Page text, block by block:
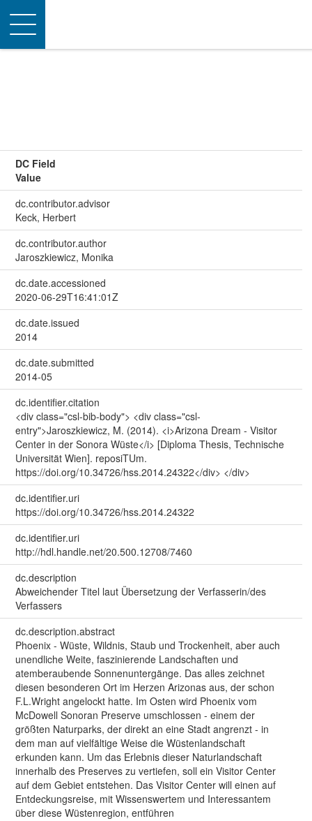
Toggle
navigation
DC Field
Value
dc.contributor.advisor
Keck, Herbert
dc.contributor.author
Jaroszkiewicz, Monika
dc.date.accessioned
2020-06-29T16:41:01Z
dc.date.issued
2014
dc.date.submitted
2014-05
dc.identifier.citation
<div class="csl-bib-body"> <div class="csl-
entry">Jaroszkiewicz, M. (2014). <i>Arizona Dream - Visitor
Center in der Sonora Wüste</i> [Diploma Thesis, Technische
Universität Wien]. reposiTUm.
https://doi.org/10.34726/hss.2014.24322</div> </div>
dc.identifier.uri
https://doi.org/10.34726/hss.2014.24322
dc.identifier.uri
http://hdl.handle.net/20.500.12708/7460
dc.description
Abweichender Titel laut Übersetzung der Verfasserin/des
Verfassers
dc.description.abstract
Phoenix - Wüste, Wildnis, Staub und Trockenheit, aber auch
unendliche Weite, faszinierende Landschaften und
atemberaubende Sonnenuntergänge. Das alles zeichnet
diesen besonderen Ort im Herzen Arizonas aus, der schon
F.L.Wright angelockt hatte. Im Osten wird Phoenix vom
McDowell Sonoran Preserve umschlossen - einem der
größten Naturparks, der direkt an eine Stadt angrenzt - in
dem man auf vielfältige Weise die Wüstenlandschaft
erkunden kann. Um das Erlebnis dieser Naturlandschaft
innerhalb des Preserves zu vertiefen, soll ein Visitor Center
auf dem Gebiet entstehen. Das Visitor Center will einen auf
Entdeckungsreise, mit Wissenswertem und Interessantem
über diese Wüstenregion, entführen